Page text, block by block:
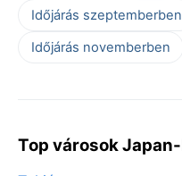
Időjárás szeptemberben
Időjárás novemberben
Top városok